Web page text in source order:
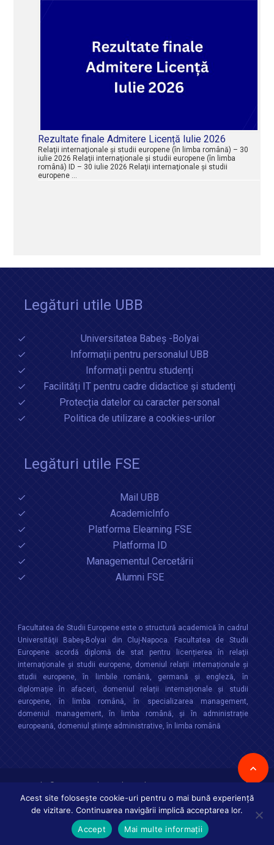
Rezultate finale Admitere Licență Iulie 2026
Relaţii internaţionale şi studii europene (în limba română) – 30
iulie 2026 Relaţii internaţionale şi studii europene (în limba
română) ID – 30 iulie 2026 Relaţii internaţionale şi studii
europene …
Legături utile UBB
Universitatea Babeș -Bolyai
Informații pentru personalul UBB
Informații pentru studenți
Facilități IT pentru cadre didactice și studenți
Protecția datelor cu caracter personal
Politica de utilizare a cookies-urilor
Legături utile FSE
Mail UBB
AcademicInfo
Platforma Elearning FSE
Platforma ID
Managementul Cercetării
Alumni FSE
Facultatea de Studii Europene este o structură academică în cadrul
Universităţii Babeș-Bolyai din Cluj-Napoca. Facultatea de Studii
Europene acordă diplomă de stat pentru licențierea în relaţii
internaţionale şi studii europene, domeniul relații internaționale şi
studii europene, în limbile română, germană și engleză, în
diplomație în afaceri, domeniul relații internaționale și studii
europene, în limba română, în specializarea management,
domeniul management, în limba română, și în administrație
europeană, domeniul științe administrative, în limba română
Copyright © 2026 : Facultatea de Studii Europene
Universitatea Babes-
BolyaiToate drepturile rezervate
Acest site folosește cookie-uri pentru o mai bună experiență
de vizitare. Continuarea navigării implică acceptarea lor.
Accept
Mai multe informații